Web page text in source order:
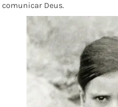
comunicar Deus.